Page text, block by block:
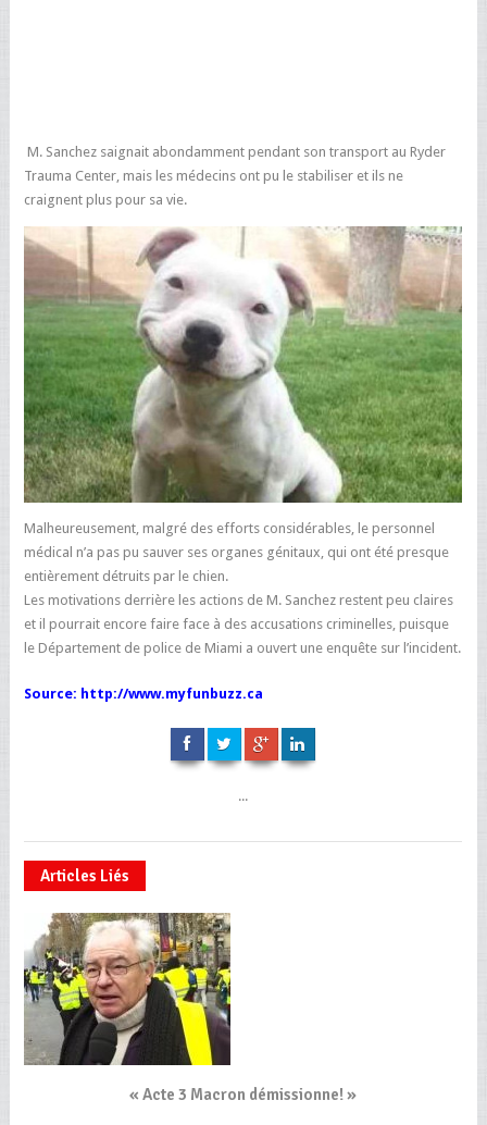
M. Sanchez saignait abondamment pendant son transport au Ryder
Trauma Center, mais les médecins ont pu le stabiliser et ils ne
craignent plus pour sa vie.
Malheureusement, malgré des efforts considérables, le personnel
médical n’a pas pu sauver ses organes génitaux, qui ont été presque
entièrement détruits par le chien.
Les motivations derrière les actions de M. Sanchez restent peu claires
et il pourrait encore faire face à des accusations criminelles, puisque
le Département de police de Miami a ouvert une enquête sur l’incident.
Source: http://www.myfunbuzz.ca
...
Articles Liés
« Acte 3 Macron démissionne! »